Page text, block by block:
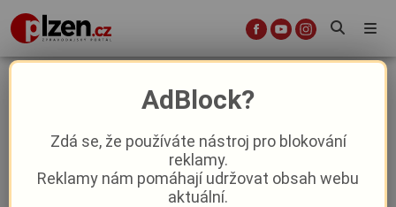
Zátah na drogový gang na
Plzeňsku: Obžalobě čelí 21 lidí,
jeden vyvázl
Aktuality Krimi Z Plzně
AdBlock?
Zdá se, že používáte nástroj pro blokování
reklamy.
Reklamy nám pomáhají udržovat obsah webu
aktuální.